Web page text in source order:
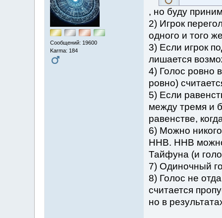
Сообщений: 19600
Karma: 184
, но буду
2) Игрок
одного и того
3) Если игрок
лишается
4) Голос ровно
ровно)
5) Если
между тремя и
равенстве,
6) Можно
ННВ. ННВ можно
Тайфуна (и
7) Одиночный
8) Голос не
считается
но в